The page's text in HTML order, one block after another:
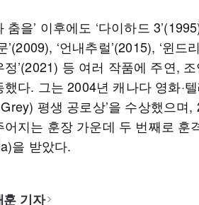
춤을’ 이후에도 ‘다이하드
’(2009), ‘언내추럴’(2015), ‘윈드
정’(2021) 등 여러 작품에 주연,
다. 그는 2004년 캐나다 영화·
평생 공로상’을 수상했으며
어지는 훈장 가운데 두 번째로 훈
을 받았다.
훈 기자